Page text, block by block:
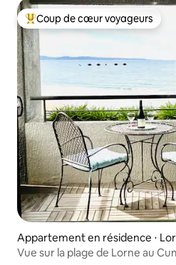
Coups de cœur voyageurs les
Coup de cœur voyageurs
Appartement en résidence ⋅
Vue sur la plage de Lorne au